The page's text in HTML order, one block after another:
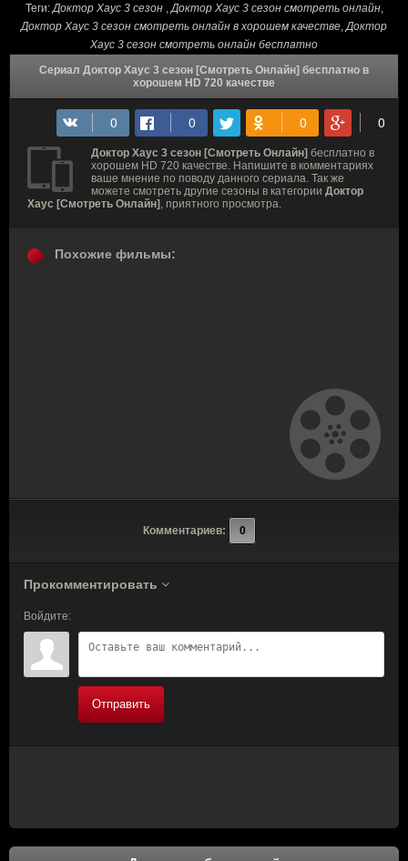
Теги:Доктор Хаус 3 сезон ,Доктор Хаус 3 сезон cмотреть онлайн,
Доктор Хаус 3 сезон смотреть онлайн в хорошем качестве,Доктор
Хаус 3 сезон смотреть онлайн бесплатно
Сериал Доктор Хаус 3 сезон [Смотреть Онлайн] бесплатно в
хорошем HD 720 качестве
Доктор Хаус 3 сезон [Смотреть Онлайн] бесплатно в
хорошем HD 720 качестве. Напишите в комментариях
ваше мнение по поводу данного сериала. Так же
можете смотреть другие сезоны в категории Доктор
Хаус [Смотреть Онлайн] , приятного просмотра.
Похожие фильмы:
Комментариев: 0
Прокомментировать
Войдите:
Отправить